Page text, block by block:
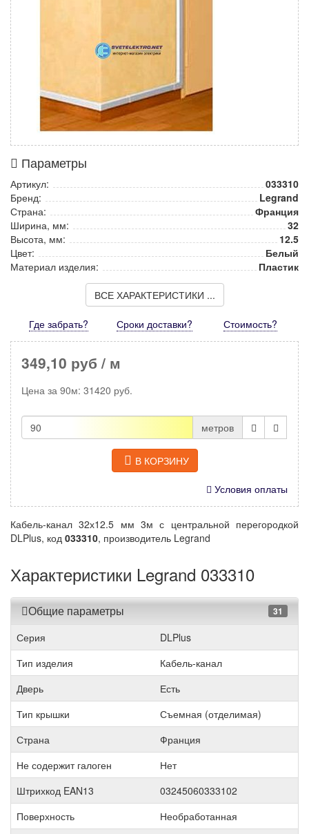
Параметры
Артикул:
033310
Бренд:
Legrand
Страна:
Франция
Ширина, мм:
32
Высота, мм:
12.5
Цвет:
Белый
Материал изделия:
Пластик
ВСЕ ХАРАКТЕРИСТИКИ ...
Где забрать? Сроки доставки? Стоимость?
349,10 руб / м
Цена за 90м: 31420 руб.
метров
В КОРЗИНУ
Условия оплаты
Кабель-канал 32х12.5 мм 3м с центральной перегородкой
DLPlus, код 033310, производитель Legrand
Характеристики Legrand 033310
Общие параметры 31
Серия
DLPlus
Тип изделия
Кабель-канал
Дверь
Есть
Тип крышки
Съемная (отделимая)
Страна
Франция
Не содержит галоген
Нет
Штрихкод EAN13
03245060333102
Поверхность
Необработанная